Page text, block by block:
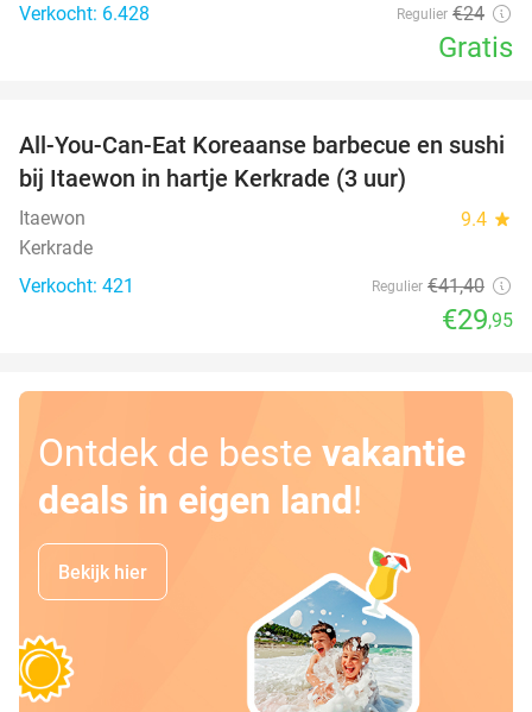
Verkocht: 6.428
Regulier €24
Gratis
28%
All-You-Can-Eat Koreaanse barbecue en sushi
bij Itaewon in hartje Kerkrade (3 uur)
Itaewon 9.4 star
Kerkrade
Verkocht: 421
Regulier €41,40
€29,95
Ontdek de beste vakantie
deals in eigen land!
Bekijk hier